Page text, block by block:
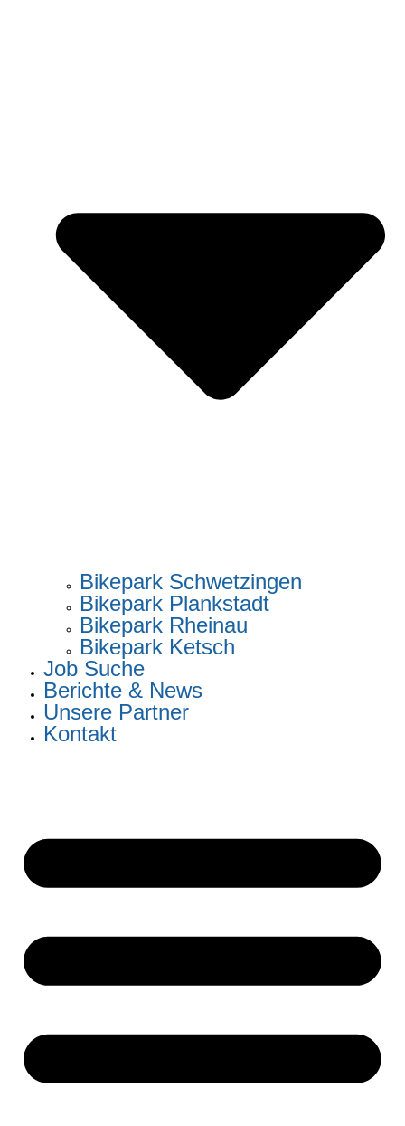
Bikepark Schwetzingen
Bikepark Plankstadt
Bikepark Rheinau
Bikepark Ketsch
Job Suche
Berichte & News
Unsere Partner
Kontakt